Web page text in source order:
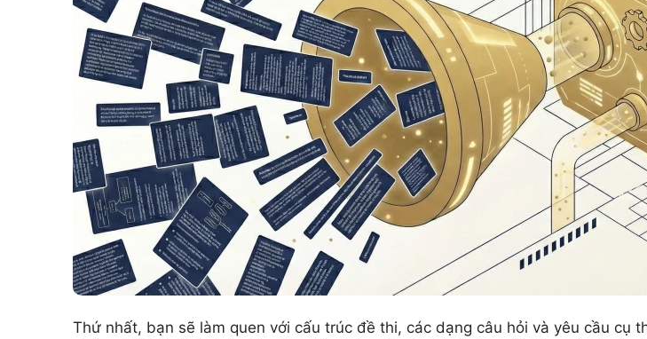
Thứ nhất, bạn sẽ làm quen với cấu trúc đề thi, các dạng câu hỏi và yêu cầu